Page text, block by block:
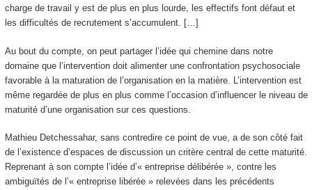
charge de travail y est de plus en plus lourde, les effectifs font défaut et
les difficultés de recrutement s’accumulent. […]
Au bout du compte, on peut partager l’idée qui chemine dans notre
domaine que l’intervention doit alimenter une confrontation psychosociale
favorable à la maturation de l’organisation en la matière. L’intervention est
même regardée de plus en plus comme l’occasion d’influencer le niveau de
maturité d’une organisation sur ces questions.
Mathieu Detchessahar, sans contredire ce point de vue, a de son côté fait
de l’existence d’espaces de discussion un critère central de cette maturité.
Reprenant à son compte l’idée d’« entreprise délibérée », contre les
ambiguïtés de l’« entreprise libérée » relevées dans les précédents